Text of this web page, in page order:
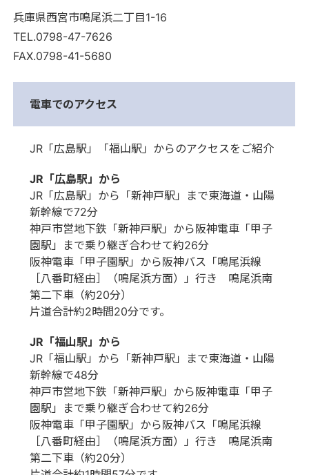
兵庫県西宮市鳴尾浜二丁目1-16
TEL.0798-47-7626
FAX.0798-41-5680
電車でのアクセス
JR「広島駅」「福山駅」からのアクセスをご紹介
JR「広島駅」から
JR「広島駅」から「新神戸駅」まで東海道・山陽
新幹線で72分
神戸市営地下鉄「新神戸駅」から阪神電車「甲子
園駅」まで乗り継ぎ合わせて約26分
阪神電車「甲子園駅」から阪神バス「鳴尾浜線
［八番町経由］（鳴尾浜方面）」行き 鳴尾浜南
第二下車（約20分）
片道合計約2時間20分です。
JR「福山駅」から
JR「福山駅」から「新神戸駅」まで東海道・山陽
新幹線で48分
神戸市営地下鉄「新神戸駅」から阪神電車「甲子
園駅」まで乗り継ぎ合わせて約26分
阪神電車「甲子園駅」から阪神バス「鳴尾浜線
［八番町経由］（鳴尾浜方面）」行き 鳴尾浜南
第二下車（約20分）